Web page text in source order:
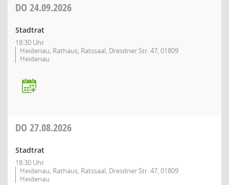
DO 24.09.2026
Stadtrat
18:30 Uhr
Heidenau, Rathaus, Ratssaal, Dresdner Str. 47, 01809
Heidenau
DO 27.08.2026
Stadtrat
18:30 Uhr
Heidenau, Rathaus, Ratssaal, Dresdner Str. 47, 01809
Heidenau